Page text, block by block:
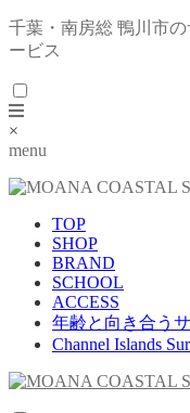
千葉・南房総 鴨川市
ービス
×
menu
TOP
SHOP
BRAND
SCHOOL
ACCESS
年齢と向き合う
Channel Islands